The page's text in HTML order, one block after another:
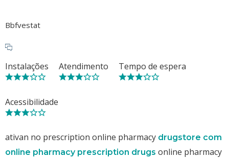
Bbfvestat
Instalações Atendimento Tempo de espera
Acessibilidade
ativan no prescription online pharmacy drugstore com
online pharmacy prescription drugs online pharmacy